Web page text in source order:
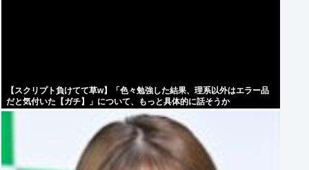
【スクリプト負けてて草w】「色々勉強した結果、理系以外はエラー品
だと気付いた【ガチ】」について、もっと具体的に話そうか